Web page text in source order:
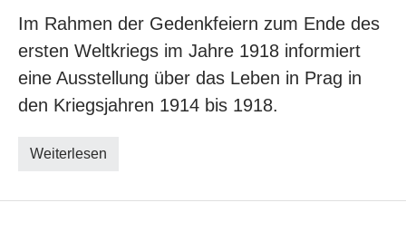
Im Rahmen der Gedenkfeiern zum Ende des
ersten Weltkriegs im Jahre 1918 informiert
eine Ausstellung über das Leben in Prag in
den Kriegsjahren 1914 bis 1918.
Weiterlesen